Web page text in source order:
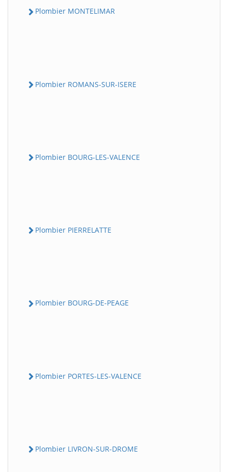
Plombier MONTELIMAR
Plombier ROMANS-SUR-ISERE
Plombier BOURG-LES-VALENCE
Plombier PIERRELATTE
Plombier BOURG-DE-PEAGE
Plombier PORTES-LES-VALENCE
Plombier LIVRON-SUR-DROME